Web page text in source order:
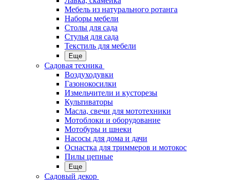
Мебель из натурального ротанга
Наборы мебели
Столы для сада
Стулья для сада
Текстиль для мебели
Еще
Садовая техника
Воздуходувки
Газонокосилки
Измельчители и кусторезы
Культиваторы
Масла, свечи для мототехники
Мотоблоки и оборудование
Мотобуры и шнеки
Насосы для дома и дачи
Оснастка для триммеров и мотокос
Пилы цепные
Еще
Садовый декор